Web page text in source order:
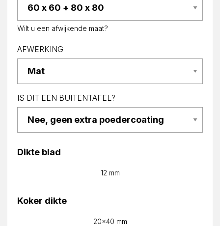
Wilt u een afwijkende maat?
AFWERKING
IS DIT EEN BUITENTAFEL?
Dikte blad
12 mm
Koker dikte
20x40 mm